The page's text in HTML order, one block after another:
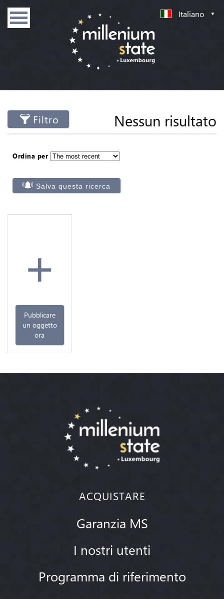
Italiano
Filtro Nessun risultato
Ordina per
Salva questa ricerca
+
Pubblicare
un oggetto
ora
ACQUISTARE
Garanzia MS
I nostri utenti
Programma di riferimento